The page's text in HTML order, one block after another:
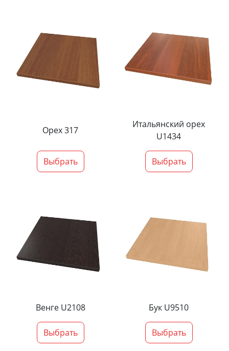
Орех 317
Выбрать
Итальянский орех
U1434
Выбрать
Венге U2108
Выбрать
Бук U9510
Выбрать